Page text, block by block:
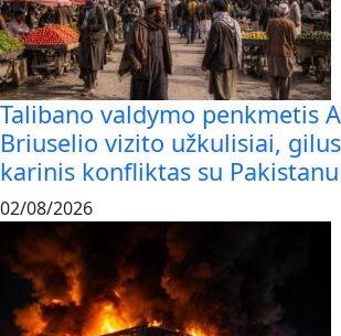
Talibano valdymo penkmetis
Briuselio vizito užkulisiai,
karinis konfliktas su Pakistanu
02/08/2026